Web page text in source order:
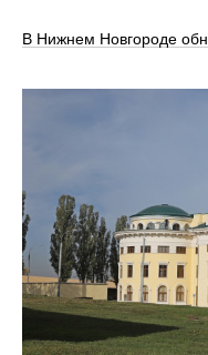
В Нижнем Новгороде